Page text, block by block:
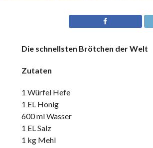
Die schnellsten Brötchen der Welt
Zutaten
1 Würfel Hefe
1 EL Honig
600 ml Wasser
1 EL Salz
1 kg Mehl